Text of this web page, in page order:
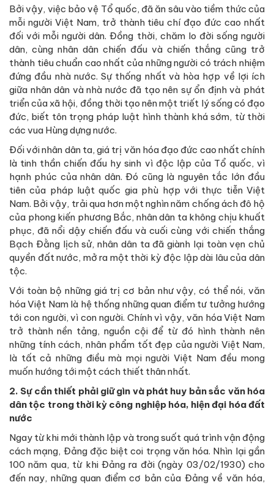
Bởi vậy, việc bảo vệ Tổ quốc, đã ăn sâu vào tiềm thức của
mỗi người Việt Nam, trở thành tiêu chí đạo đức cao nhất
đối với mỗi người dân. Đồng thời, chăm lo đời sống người
dân, cùng nhân dân chiến đấu và chiến thắng cũng trở
thành tiêu chuẩn cao nhất của những người có trách nhiệm
đứng đầu nhà nước. Sự thống nhất và hòa hợp về lợi ích
giữa nhân dân và nhà nước đã tạo nên sự ổn định và phát
triển của xã hội, đồng thời tạo nên một triết lý sống có đạo
đức, biết tôn trọng pháp luật hình thành khá sớm, từ thời
các vua Hùng dựng nước.
Đối với nhân dân ta, giá trị văn hóa đạo đức cao nhất chính
là tinh thần chiến đấu hy sinh vì độc lập của Tổ quốc, vì
hạnh phúc của nhân dân. Đó cũng là nguyên tắc lớn đầu
tiên của pháp luật quốc gia phù hợp với thực tiễn Việt
Nam. Bởi vậy, trải qua hơn một nghìn năm chống ách đô hộ
của phong kiến phương Bắc, nhân dân ta không chịu khuất
phục, đã nổi dậy chiến đấu và cuối cùng với chiến thắng
Bạch Đằng lịch sử, nhân dân ta đã giành lại toàn vẹn chủ
quyền đất nước, mở ra một thời kỳ độc lập dài lâu của dân
tộc.
Với toàn bộ những giá trị cơ bản như vậy, có thể nói, văn
hóa Việt Nam là hệ thống những quan điểm tư tưởng hướng
tới con người, vì con người. Chính vì vậy, văn hóa Việt Nam
trở thành nền tảng, nguồn cội để từ đó hình thành nên
những tính cách, nhân phẩm tốt đẹp của người Việt Nam,
là tất cả những điều mà mọi người Việt Nam đều mong
muốn hướng tới một cách thiết thân nhất.
2. Sự cần thiết phải giữ gìn và phát huy bản sắc văn hóa
dân tộc trong thời kỳ công nghiệp hóa, hiện đại hóa đất
nước
Ngay từ khi mới thành lập và trong suốt quá trình vận động
cách mạng, Đảng đặc biệt coi trọng văn hóa. Nhìn lại gần
100 năm qua, từ khi Đảng ra đời (ngày 03/02/1930) cho
đến nay, những quan điểm cơ bản của Đảng về văn hóa,